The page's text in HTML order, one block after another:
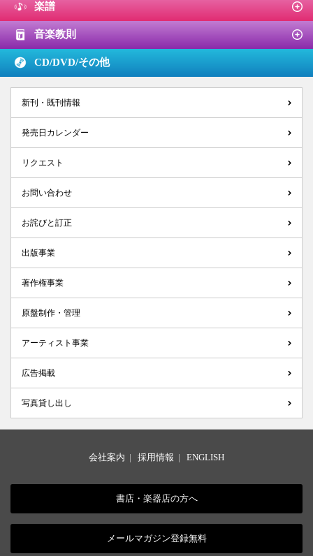
楽譜
音楽教則
CD/DVD/その他
新刊・既刊情報
発売日カレンダー
リクエスト
お問い合わせ
お詫びと訂正
出版事業
著作権事業
原盤制作・管理
アーティスト事業
広告掲載
写真貸し出し
会社案内 | 採用情報 | ENGLISH
書店・楽器店の方へ
メールマガジン登録無料